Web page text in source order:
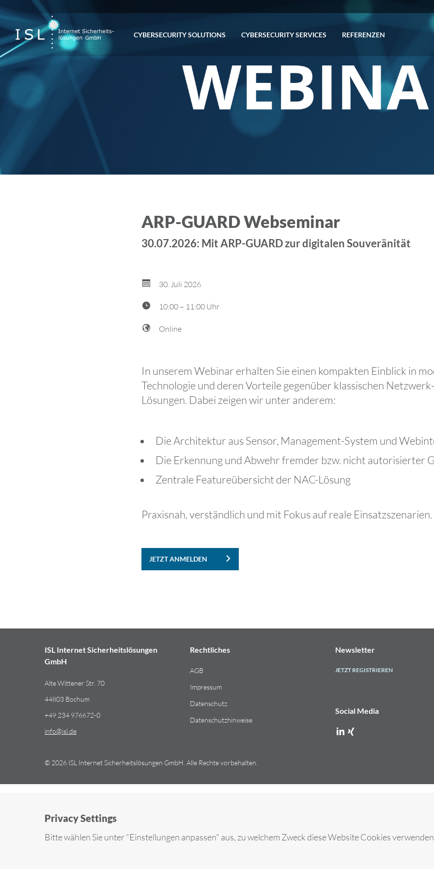
CYBERSECURITY SOLUTIONS CYBERSECURITY SERVICES REFERENZEN
ARP-GUARD Webseminar
30.07.2026: Mit ARP-GUARD zur digitalen Souveränität
30. Juli 2026
10:00 – 11:00 Uhr
Online
In unserem Webinar erhalten Sie einen kompakten Einblick in
Technologie und deren Vorteile gegenüber klassischen
Lösungen. Dabei zeigen wir unter anderem:
Die Architektur aus Sensor, Management-System und
Die Erkennung und Abwehr fremder bzw. nicht autorisierter
Zentrale Featureübersicht der NAC-Lösung
Praxisnah, verständlich und mit Fokus auf reale Einsatzszenarien.
JETZT ANMELDEN
ISL Internet Sicherheitslösungen
GmbH
Alte Wittener Str. 70
44803 Bochum
+49 234 976672-0
info​@​isl.de
Rechtliches
AGB
Impressum
Datenschutz
Datenschutzhinweise
Newsletter
JETZT REGISTRIEREN
Social Media
© 2026 ISL Internet Sicherheitslösungen GmbH. Alle Rechte vorbehalten.
Privacy Settings
Bitte wählen Sie unter "Einstellungen anpassen" aus, zu welchem Zweck diese Website Cookies